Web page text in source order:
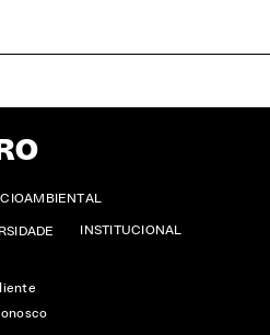
INSTITUCIONAL